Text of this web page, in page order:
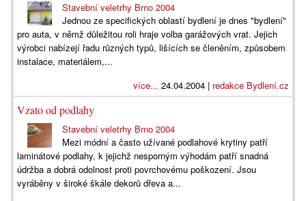
Stavební veletrhy Brno 2004
Jednou ze specifických oblastí bydlení je dnes "bydlení"
pro auta, v němž důležitou roli hraje volba garážových vrat. Jejich
výrobci nabízejí řadu různých typů, lišících se členěním, způsobem
instalace, materiálem,...
více... 24.04.2004 | redakce Bydlení.cz
Vzato od podlahy
Stavební veletrhy Brno 2004
Mezi módní a často užívané podlahové krytiny patří
laminátové podlahy, k jejichž nesporným výhodám patří snadná
údržba a dobrá odolnost proti povrchovému poškození. Jsou
vyráběny v široké škále dekorů dřeva a...